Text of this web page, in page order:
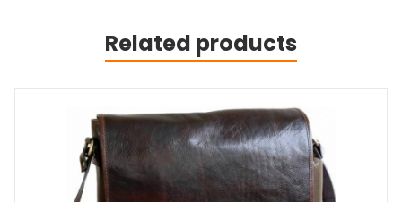
Related products